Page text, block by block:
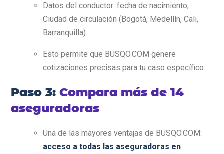
Datos del conductor: fecha de nacimiento,
Ciudad de circulación (Bogotá, Medellín, Cali,
Barranquilla).
Esto permite que BUSQO.COM genere
cotizaciones precisas para tu caso específico.
Paso 3: Compara más de 14
aseguradoras
Una de las mayores ventajas de BUSQO.COM:
acceso a todas las aseguradoras en